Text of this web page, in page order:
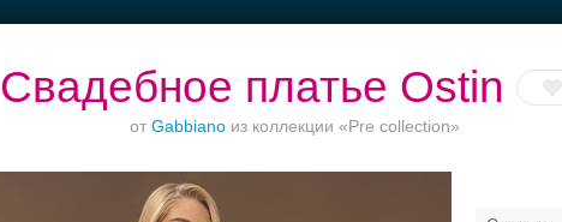
Свадебное платье Ostin
от Gabbianoиз коллекции «Pre collection»
Ваш безупречный